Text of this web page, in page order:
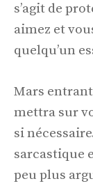
s’agit de
aimez et
quelqu’un
Mars
mettra sur
si
sarcastique
peu plus